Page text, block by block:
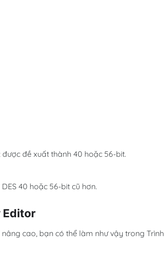
đề xuất thành 40 hoặc 56-bit.
40 hoặc 56-bit cũ hơn.
Editor
cao, bạn có thể làm như vậy trong Trình